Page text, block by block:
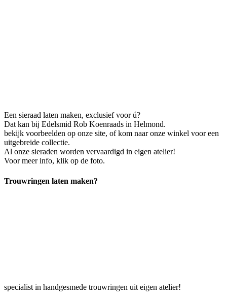
Een sieraad laten maken, exclusief voor ú?
Dat kan bij Edelsmid Rob Koenraads in Helmond.
bekijk voorbeelden op onze site, of kom naar onze winkel voor een
uitgebreide collectie.
Al onze sieraden worden vervaardigd in eigen atelier!
Voor meer info, klik op de foto.
Trouwringen laten maken?
specialist in handgesmede trouwringen uit eigen atelier!